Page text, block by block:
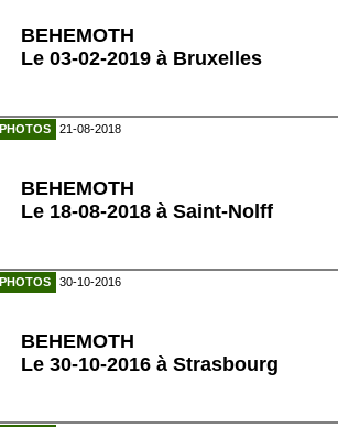
BEHEMOTH
Le 03-02-2019 à Bruxelles
PHOTOS 21-08-2018
BEHEMOTH
Le 18-08-2018 à Saint-Nolff
PHOTOS 30-10-2016
BEHEMOTH
Le 30-10-2016 à Strasbourg